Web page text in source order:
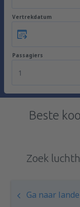
Vertrekdatum
Passagiers
1
Beste
Zoek
Ga naar